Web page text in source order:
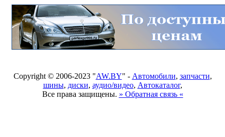
Copyright © 2006-2023 "AW.BY" - Автомобили, запчасти,
шины, диски, аудио/видео, Автокаталог,
Все права защищены. » Обратная связь «